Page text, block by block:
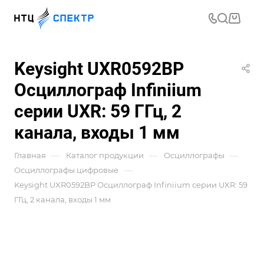
Keysight UXR0592BP
Осциллограф Infiniium
серии UXR: 59 ГГц, 2
канала, входы 1 мм
Главная — Каталог продукции — Осциллографы —
Осциллографы цифровые —
Keysight UXR0592BP Осциллограф Infiniium серии UXR: 59
ГГц, 2 канала, входы 1 мм